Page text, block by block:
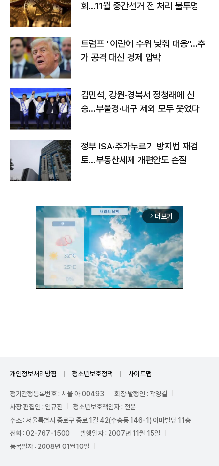
회…11월 중간선거 전 처리 불투명
트럼프 "이란에 수위 낮춰 대응"…추
가 공격 대신 경제 압박
김민석, 강원·경북서 정청래에 신
승…부울경·대구 제외 모두 웃었다
정부 ISA·주가누르기 방지법 재검
토…부동산세제 개편안도 손질
arrow_forward_ios 더보기
개인정보처리방침 청소년보호정책 사이트맵
정기간행등록번호 : 서울 아 00493
회장·발행인 : 곽영길
사장·편집인 : 임규진
청소년보호책임자 : 전운
주소 : 서울특별시 종로구 종로 1길 42(수송동 146-1) 이마빌딩 11층
전화 : 02-767-1500
발행일자 : 2007년 11월 15일
등록일자 : 2008년 01월10일